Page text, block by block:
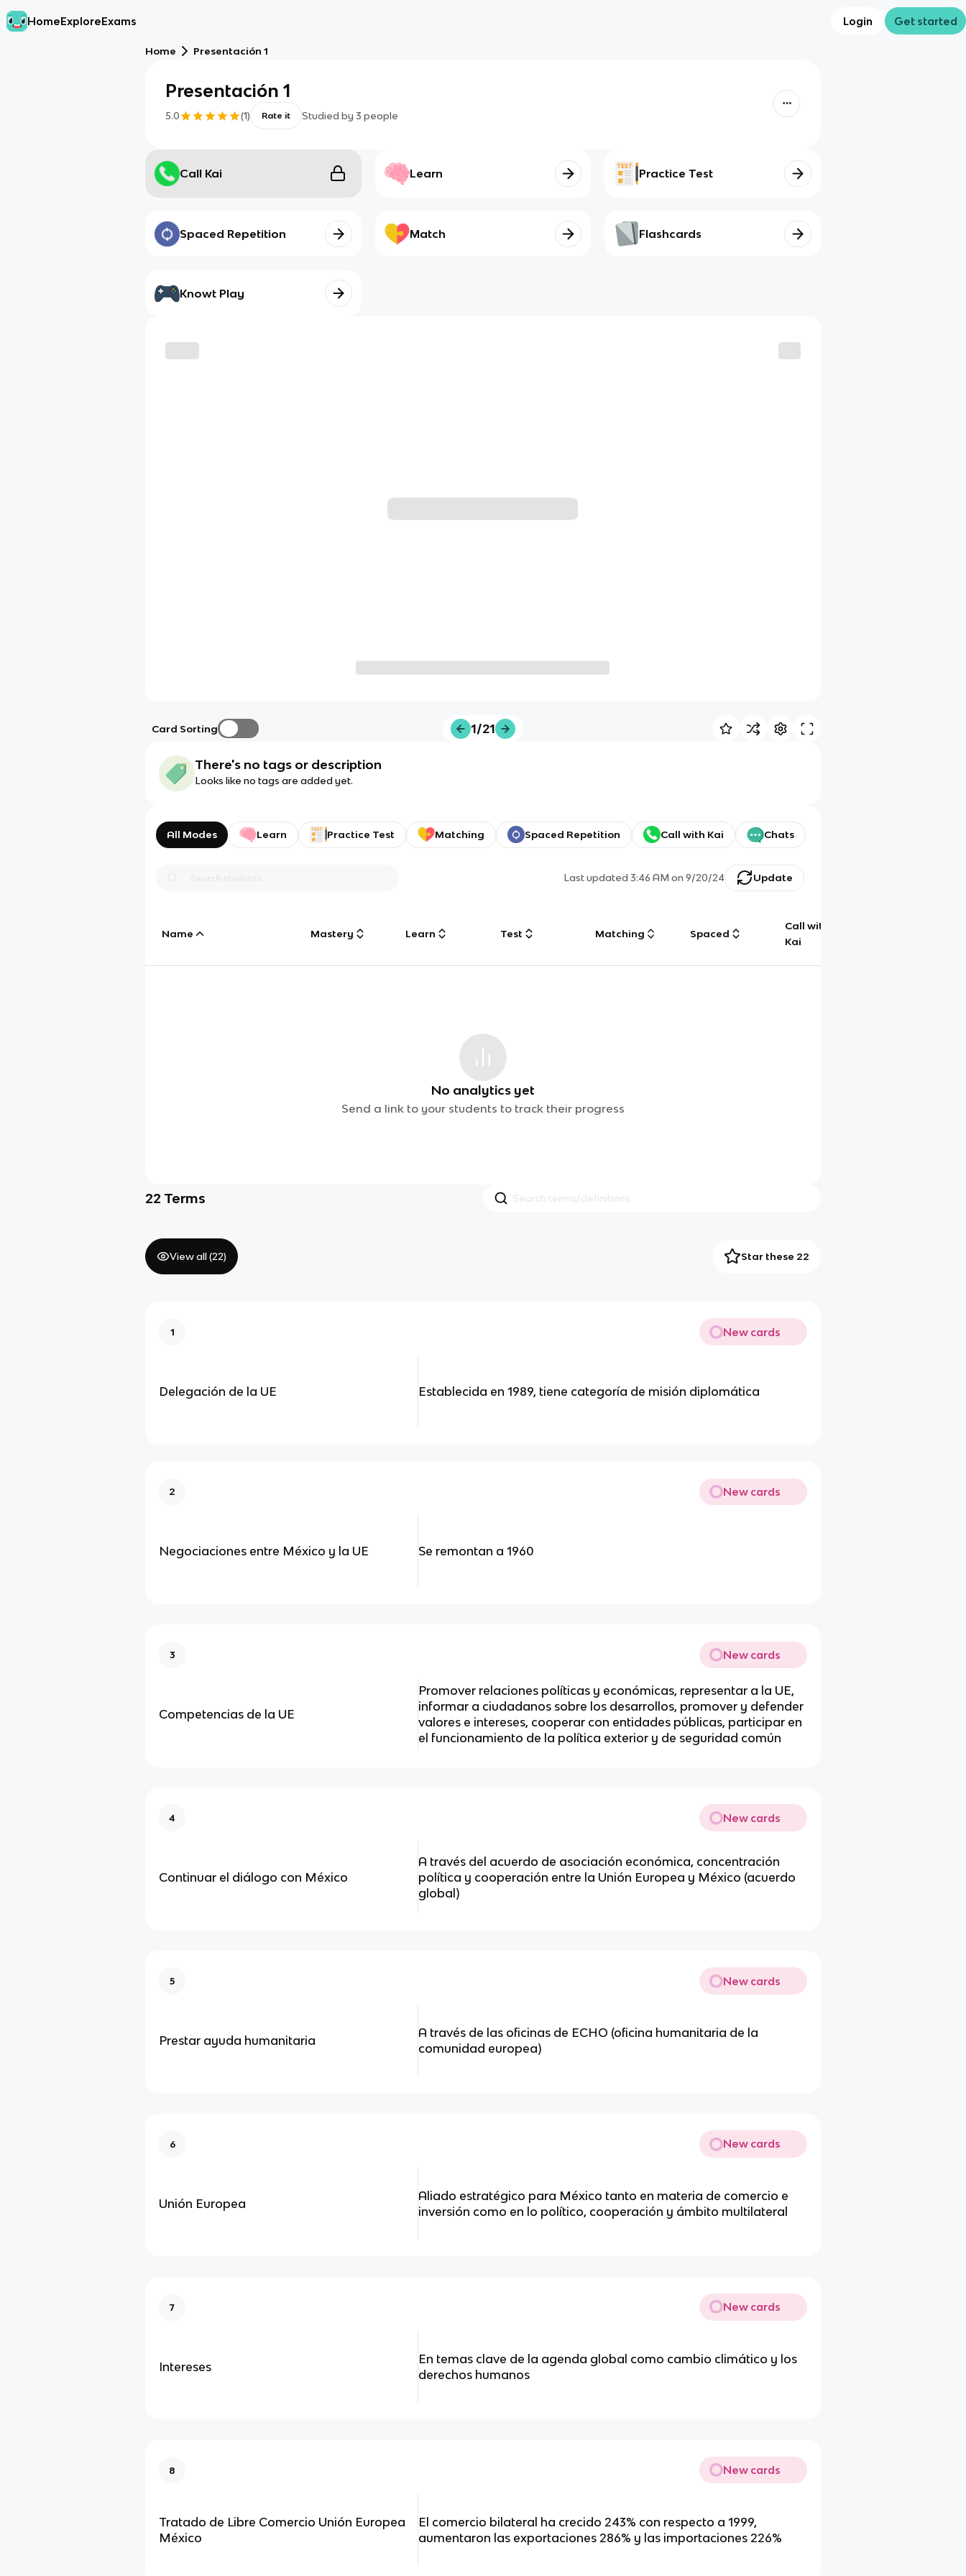
HomeExploreExams Login Get started
Home Presentación 1
Presentación 1
5.0 (1) Rate it Studied by 3 people
Call Kai Learn Practice Test
Spaced Repetition Match Flashcards
Knowt Play
Card Sorting 1/21
There's no tags or description
Looks like no tags are added yet.
All Modes Learn Practice Test Matching Spaced Repetition Call with Kai Chats
Last updated3:46 AM on 9/20/24 Update
Name Mastery Learn Test Matching Spaced
Call with
Kai
No analytics yet
Send a link to your students to track their progress
22 Terms
View all (22) Star these 22
1 New cards
Delegación de la UE Establecida en 1989, tiene categoría de misión diplomática
2 New cards
Negociaciones entre México y la UE Se remontan a 1960
3 New cards
Competencias de la UE
Promover relaciones políticas y económicas, representar a la UE,
informar a ciudadanos sobre los desarrollos, promover y defender
valores e intereses, cooperar con entidades públicas, participar en
el funcionamiento de la política exterior y de seguridad común
4 New cards
Continuar el diálogo con México
A través del acuerdo de asociación económica, concentración
política y cooperación entre la Unión Europea y México (acuerdo
global)
5 New cards
Prestar ayuda humanitaria
A través de las oficinas de ECHO (oficina humanitaria de la
comunidad europea)
6 New cards
Unión Europea
Aliado estratégico para México tanto en materia de comercio e
inversión como en lo político, cooperación y ámbito multilateral
7 New cards
Intereses
En temas clave de la agenda global como cambio climático y los
derechos humanos
8 New cards
Tratado de Libre Comercio Unión Europea
México
El comercio bilateral ha crecido 243% con respecto a 1999,
aumentaron las exportaciones 286% y las importaciones 226%